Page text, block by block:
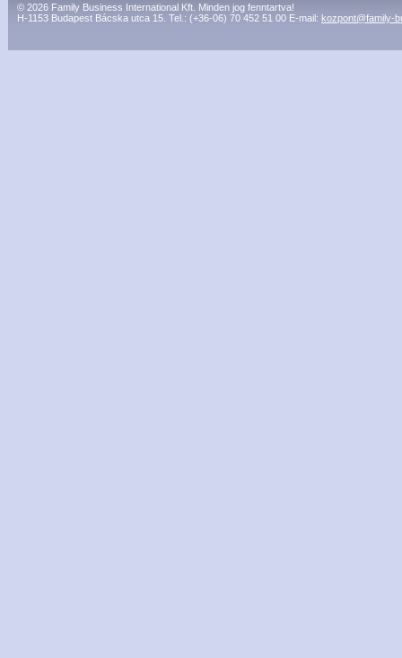
© 2026 Family Business International Kft. Minden jog fenntartva!
H-1153 Budapest Bácska utca 15. Tel.: (+36-06) 70 452 51 00 E-mail: kozpont@family-